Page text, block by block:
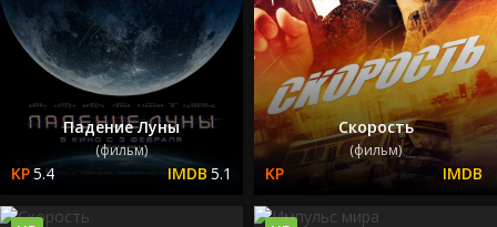
Падение Луны
(фильм)
5.4 5.1
Скорость
(фильм)